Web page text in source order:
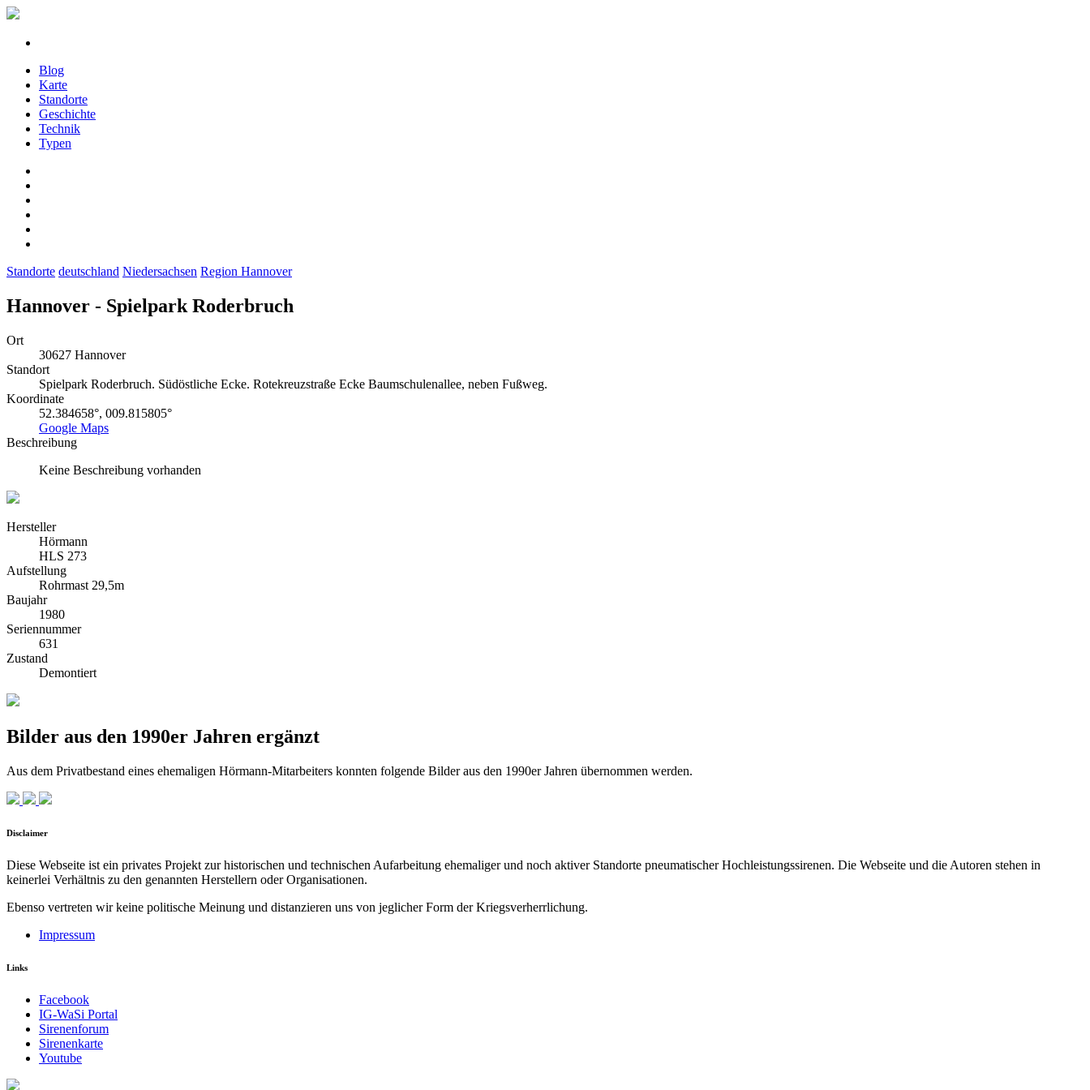
Blog
Karte
Standorte
Geschichte
Technik
Typen
Standorte deutschland Niedersachsen Region Hannover
Hannover - Spielpark Roderbruch
Ort
30627 Hannover
Standort
Spielpark Roderbruch. Südöstliche Ecke. Rotekreuzstraße Ecke Baumschulenallee, neben Fußweg.
Koordinate
52.384658°, 009.815805°
Google Maps
Beschreibung
Keine Beschreibung vorhanden
Hersteller
Hörmann
HLS 273
Aufstellung
Rohrmast 29,5m
Baujahr
1980
Seriennummer
631
Zustand
Demontiert
Bilder aus den 1990er Jahren ergänzt
Aus dem Privatbestand eines ehemaligen Hörmann-Mitarbeiters konnten folgende Bilder aus den 1990er Jahren übernommen werden.
Disclaimer
Diese Webseite ist ein privates Projekt zur historischen und technischen Aufarbeitung ehemaliger und noch aktiver Standorte pneumatischer Hochleistungssirenen. Die Webseite und die Autoren stehen in
keinerlei Verhältnis zu den genannten Herstellern oder Organisationen.
Ebenso vertreten wir keine politische Meinung und distanzieren uns von jeglicher Form der Kriegsverherrlichung.
Impressum
Links
Facebook
IG-WaSi Portal
Sirenenforum
Sirenenkarte
Youtube